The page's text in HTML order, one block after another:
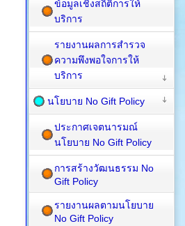
ข้อมูลเชิงสถิติการให้
บริการ
รายงานผลการสำรวจ
ความพึงพอใจการให้
บริการ
นโยบาย No Gift Policy
ประกาศเจตนารมณ์
นโยบาย No Gift Policy
การสร้างวัฒนธรรม No
Gift Policy
รายงานผลตามนโยบาย
No Gift Policy